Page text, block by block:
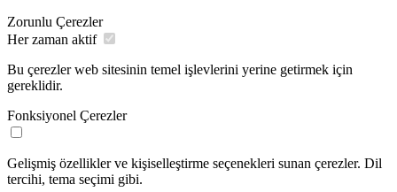
Zorunlu Çerezler
Her zaman aktif
Bu çerezler web sitesinin temel işlevlerini yerine getirmek için
gereklidir.
Fonksiyonel Çerezler
Gelişmiş özellikler ve kişiselleştirme seçenekleri sunan çerezler. Dil
tercihi, tema seçimi gibi.